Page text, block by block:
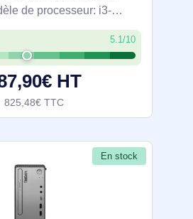
de processeur: i3-
interne: 8 Go, Type de
DDR5-SDRAM,
mémoire: 4800 MHz.
de
5.1/10
HT
825,48€ TTC
En stock